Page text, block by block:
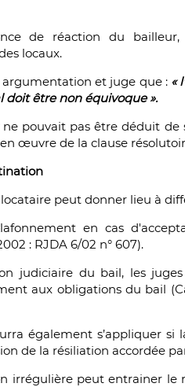
de réaction du
locaux.
argumentation et juge que : «
être non équivoque ».
ne pouvait pas être déduit de
œuvre de la clause
peut donner lieu à
en cas
: RJDA 6/02 n° 607).
judiciaire du bail, les
aux obligations du bail
également s’appliquer si
de la résiliation accordée
irrégulière peut entrainer le